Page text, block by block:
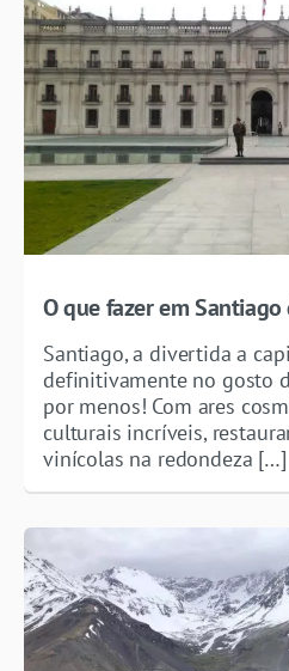
O que fazer em
Santiago, a divertida a
definitivamente no gosto
por menos! Com ares
culturais incríveis,
vinícolas na redondeza […]